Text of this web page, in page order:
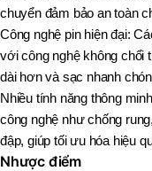
chuyển đảm bảo an toàn
Công nghệ pin hiện đại:
với công nghệ không chổi
dài hơn và sạc nhanh
Nhiều tính năng thông
công nghệ như chống
đập, giúp tối ưu hóa hiệu
Nhược điểm